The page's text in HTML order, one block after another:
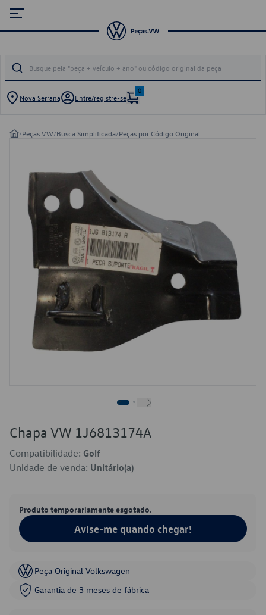
Nova Serrana Entre/registre-se
0
/Peças VW/Busca Simplificada/Peças por Código Original
Chapa VW 1J6813174A
Compatibilidade: Golf
Unidade de venda: Unitário(a)
Produto temporariamente esgotado.
Avise-me quando chegar!
Peça Original Volkswagen
Garantia de 3 meses de fábrica